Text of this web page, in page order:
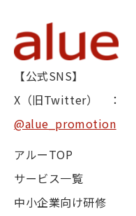
【公式SNS】
X（旧Twitter） ：
@alue_promotion
アルーTOP
サービス一覧
中小企業向け研修